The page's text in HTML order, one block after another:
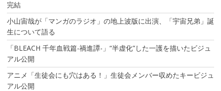
完結
小山宙哉が「マンガのラジオ」の地上波版に出演、「宇宙兄弟」誕
生について語る
「BLEACH 千年血戦篇-禍進譚-」“半虚化”した一護を描いたビジュ
アル公開
アニメ「生徒会にも穴はある！」生徒会メンバー収めたキービジュ
アル公開